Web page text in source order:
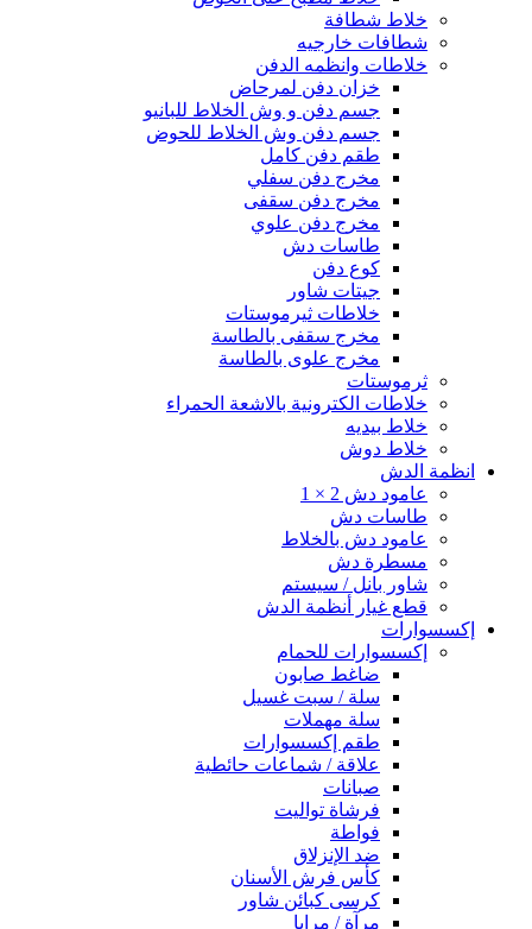
خلاط شطافة
شطافات خارجيه
خلاطات وانظمه الدفن
خزان دفن لمرحاض
جسم دفن و وش الخلاط للبانيو
جسم دفن وش الخلاط للحوض
طقم دفن كامل
مخرج دفن سفلي
مخرج دفن سقفى
مخرج دفن علوي
طاسات دش
كوع دفن
جيتات شاور
خلاطات ثيرموستات
مخرج سقفى بالطاسة
مخرج علوى بالطاسة
ثرموستات
خلاطات الكترونية بالاشعة الحمراء
خلاط بيديه
خلاط دوش
انظمة الدش
عامود دش 2 × 1
طاسات دش
عامود دش بالخلاط
مسطرة دش
شاور بانل / سيستم
قطع غيار أنظمة الدش
إكسسوارات
إكسسوارات للحمام
ضاغط صابون
سلة / سبت غسيل
سلة مهملات
طقم إكسسوارات
علاقة / شماعات حائطية
صبانات
فرشاة تواليت
فواطة
ضد الإنزلاق
كأس فرش الأسنان
كرسى كبائن شاور
مرآة / مرايا